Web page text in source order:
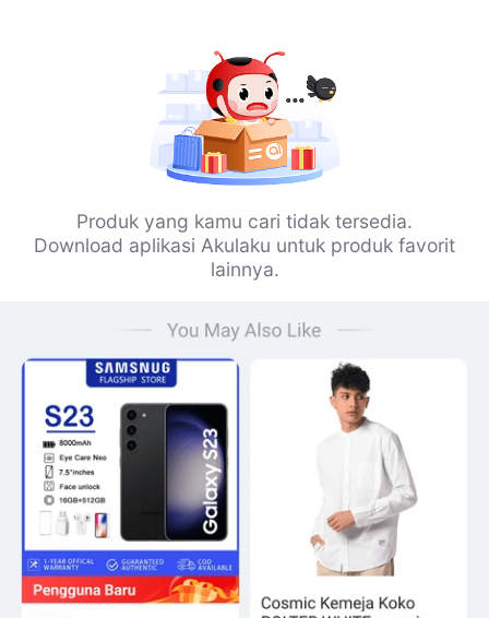
Produk yang kamu cari tidak tersedia.
Download aplikasi Akulaku untuk produk favorit
lainnya.